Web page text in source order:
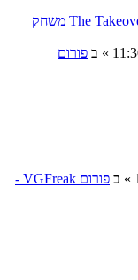
מהמפתח של Sonic Fan Remix - מגיע The Takeover משחק
» ב פורום
» ב
פורום VGFreak -